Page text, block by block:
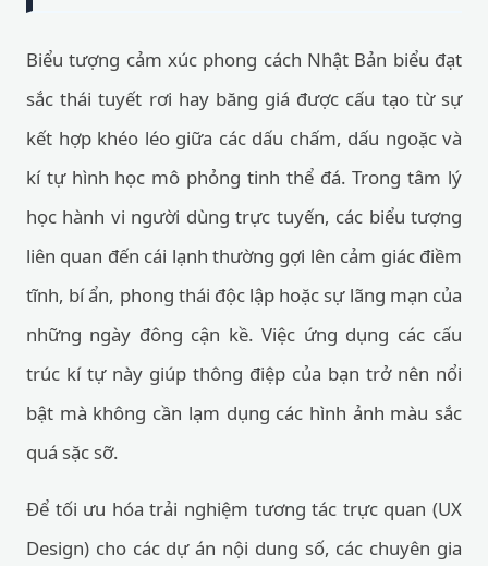
Biểu tượng cảm xúc phong cách Nhật Bản biểu đạt
sắc thái tuyết rơi hay băng giá được cấu tạo từ sự
kết hợp khéo léo giữa các dấu chấm, dấu ngoặc và
kí tự hình học mô phỏng tinh thể đá. Trong tâm lý
học hành vi người dùng trực tuyến, các biểu tượng
liên quan đến cái lạnh thường gợi lên cảm giác điềm
tĩnh, bí ẩn, phong thái độc lập hoặc sự lãng mạn của
những ngày đông cận kề. Việc ứng dụng các cấu
trúc kí tự này giúp thông điệp của bạn trở nên nổi
bật mà không cần lạm dụng các hình ảnh màu sắc
quá sặc sỡ.
Để tối ưu hóa trải nghiệm tương tác trực quan (UX
Design) cho các dự án nội dung số, các chuyên gia